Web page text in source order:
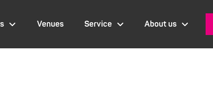
Venues Service About us